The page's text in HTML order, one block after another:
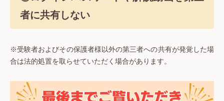
者に共有しない
※受験者およびその保護者様以外の第三者への共有が発覚した場
合は法的処置を取らせていただく場合があります。